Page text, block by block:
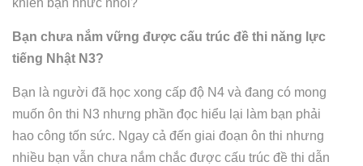
khiến bạn nhức nhối?
Bạn chưa nắm vững được cấu trúc đề thi năng lực
tiếng Nhật N3?
Bạn là người đã học xong cấp độ N4 và đang có mong
muốn ôn thi N3 nhưng phần đọc hiểu lại làm bạn phải
hao công tốn sức. Ngay cả đến giai đoạn ôn thi nhưng
nhiều bạn vẫn chưa nắm chắc được cấu trúc đề thi dẫn